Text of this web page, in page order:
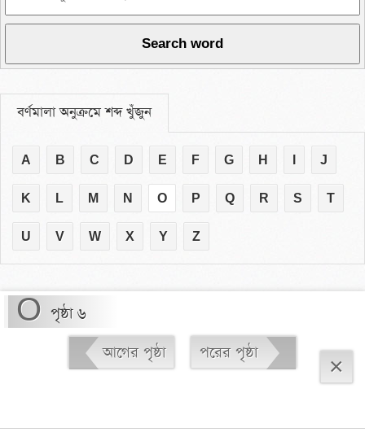
বর্ণমালা অনুক্রমে শব্দ খুঁজুন
A B C D E F G H I J
K L M N O P Q R S T
U V W X Y Z
O পৃষ্ঠা ৬
আগের পৃষ্ঠা
পরের পৃষ্ঠা
×